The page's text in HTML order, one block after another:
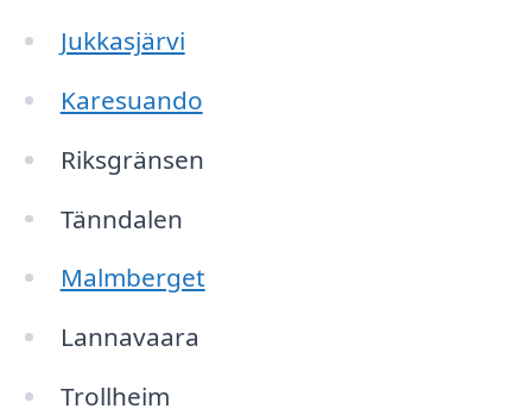
Jukkasjärvi
Karesuando
Riksgränsen
Tänndalen
Malmberget
Lannavaara
Trollheim